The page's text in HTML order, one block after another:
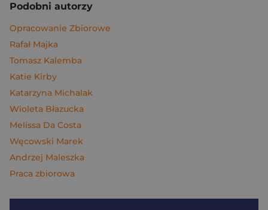
Podobni autorzy
Opracowanie Zbiorowe
Rafał Majka
Tomasz Kalemba
Katie Kirby
Katarzyna Michalak
Wioleta Błazucka
Melissa Da Costa
Węcowski Marek
Andrzej Maleszka
Praca zbiorowa